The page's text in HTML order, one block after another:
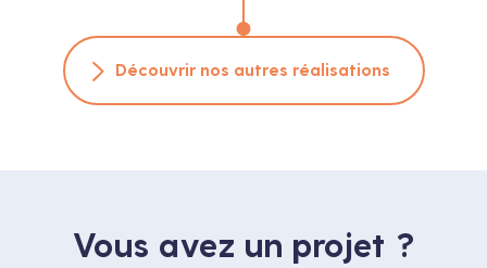
Découvrir nos autres réalisations
Vous avez un projet ?